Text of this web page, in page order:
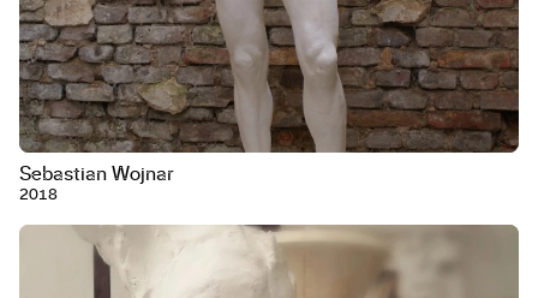
Sebastian Wojnar
2018